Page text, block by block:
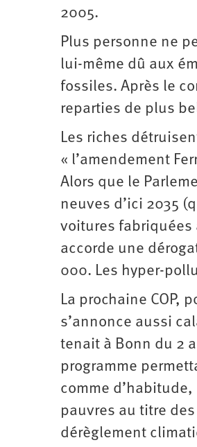
2005.
Plus personne ne
lui-même dû aux
fossiles. Après le
reparties de plus
Les riches
« l’amendement
Alors que le
neuves d’ici 2035
voitures fabriquées
accorde une
000. Les hyper-
La prochaine COP,
s’annonce aussi
tenait à Bonn du 2
programme
comme
pauvres au titre
dérèglement